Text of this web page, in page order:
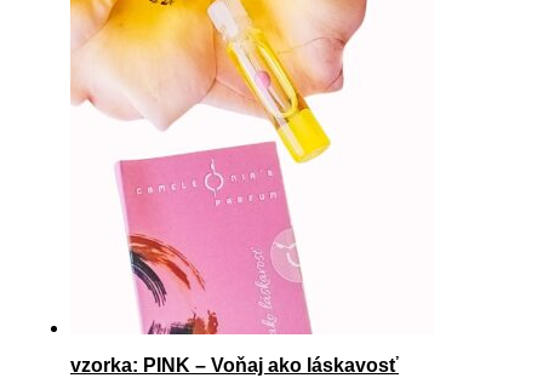
vzorka: PINK – Voňaj ako láskavosť